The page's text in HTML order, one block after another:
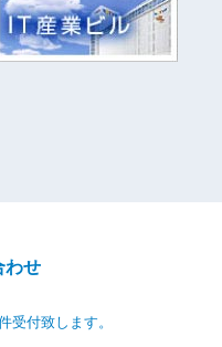
わせ
受付致します。